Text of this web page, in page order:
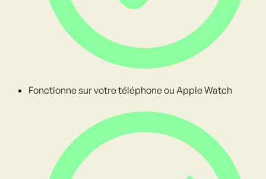
Fonctionne sur votre téléphone ou Apple Watch